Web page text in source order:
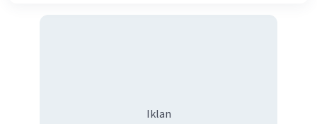
Iklan